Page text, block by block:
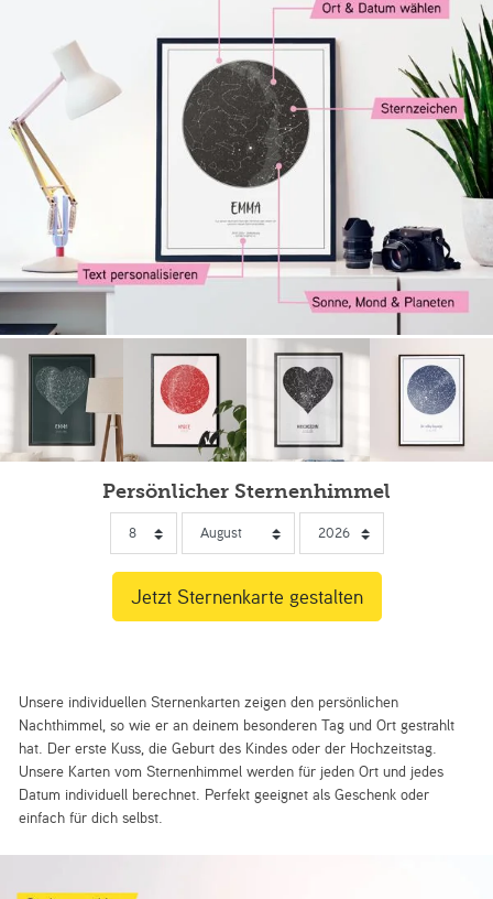
Persönlicher Sternenhimmel
Unsere individuellen Sternenkarten zeigen den persönlichen
Nachthimmel, so wie er an deinem besonderen Tag und Ort gestrahlt
hat. Der erste Kuss, die Geburt des Kindes oder der Hochzeitstag.
Unsere Karten vom Sternenhimmel werden für jeden Ort und jedes
Datum individuell berechnet. Perfekt geeignet als Geschenk oder
einfach für dich selbst.